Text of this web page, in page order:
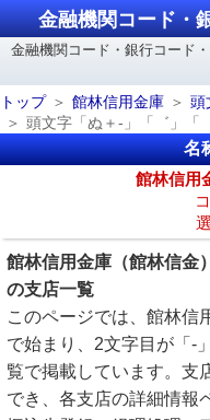
金融機関コード・
金融機関コード・銀行コード
トップ
館林信用金庫
頭
頭文字「ぬ＋-」「゛」「
名
館林信用
館林信用金庫（館林信金
の支店一覧
このページでは、館林信
で始まり、2文字目が「-
覧で掲載しています。支
でき、各支店の詳細情報